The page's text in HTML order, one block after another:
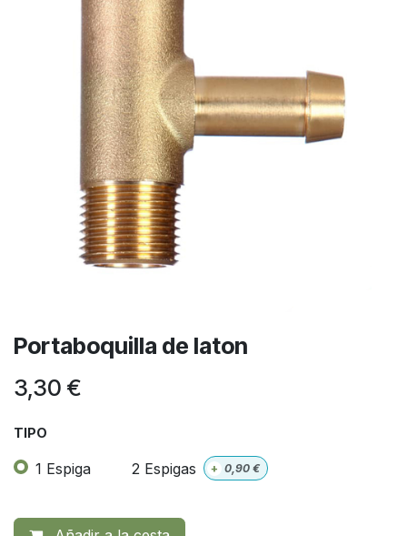
Portaboquilla de laton
3,30 €
TIPO
1 Espiga 2 Espigas + 0,90 €